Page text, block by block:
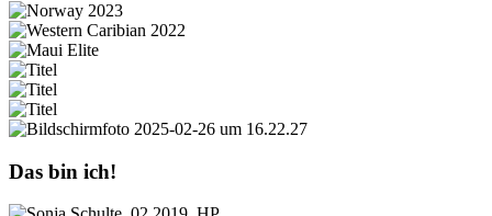
Das bin ich!